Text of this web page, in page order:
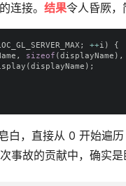
连接。 结果令人昏厥，
; ++i )
{
, sizeof ( displayName ),
( displayName );
白，直接从 0 开始遍
事故的贡献中，确实是